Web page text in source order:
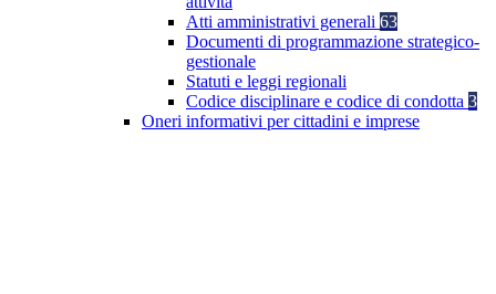
Atti amministrativi generali 63
Documenti di programmazione strategico-
gestionale
Statuti e leggi regionali
Codice disciplinare e codice di condotta 3
Oneri informativi per cittadini e imprese